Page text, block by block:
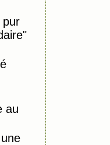
pur
au